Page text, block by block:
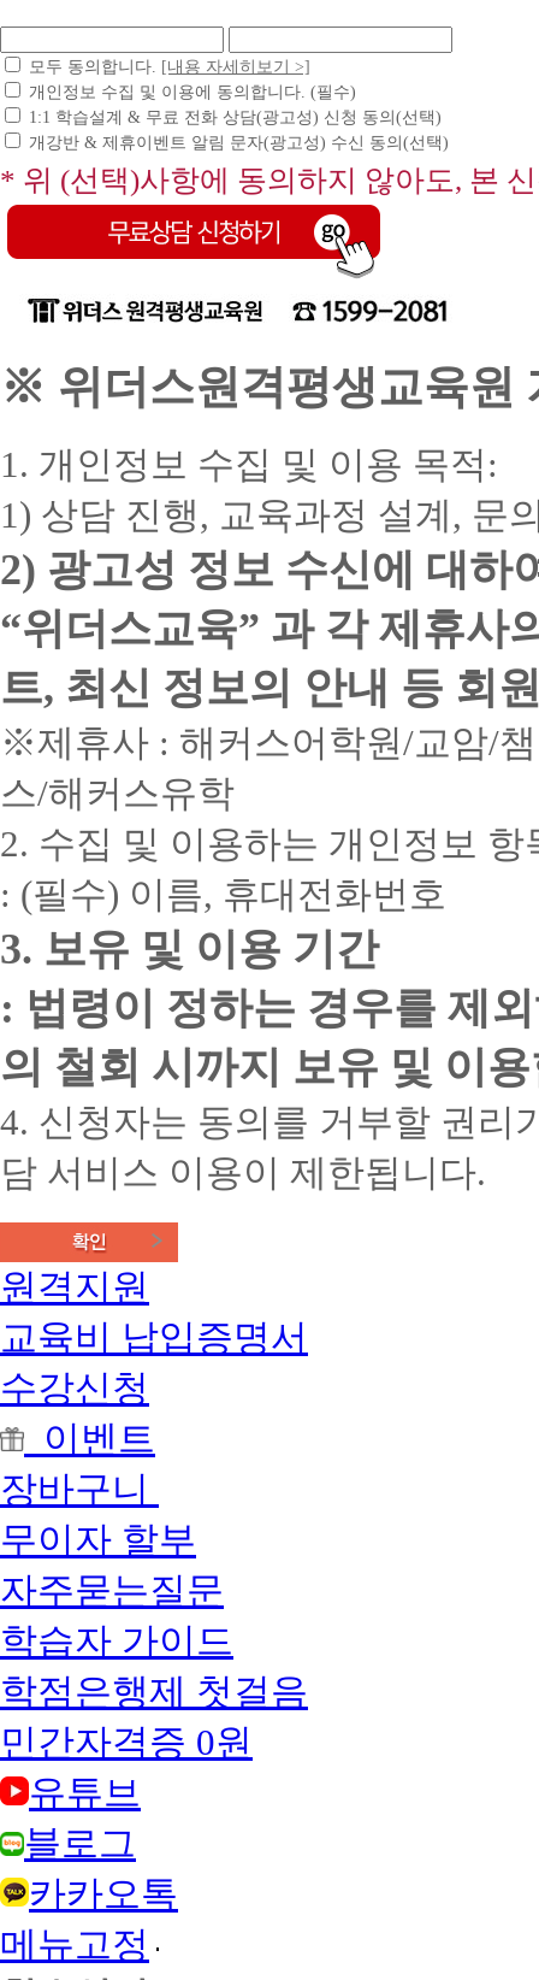
모두 동의합니다.
[내용 자세히보기 >]
개인정보 수집 및 이용에 동의합니다. (필수)
1:1 학습설계 & 무료 전화 상담(광고성) 신청 동의(선택)
개강반 & 제휴이벤트 알림 문자(광고성) 수신 동의(선택)
* 위 (선택)사항에 동의하지 않아도, 본
※ 위더스원격평생교육원
1. 개인정보 수집 및 이용 목적:
1) 상담 진행, 교육과정 설계, 문
2) 광고성 정보 수신에 대하
“위더스교육” 과 각 제휴사
트, 최신 정보의 안내 등 회
※제휴사 : 해커스어학원/교암/
스/해커스유학
2. 수집 및 이용하는 개인정보 항
: (필수) 이름, 휴대전화번호
3. 보유 및 이용 기간
: 법령이 정하는 경우를 제
의 철회 시까지 보유 및 이
4. 신청자는 동의를 거부할 권리
담 서비스 이용이 제한됩니다.
원격지원
교육비 납입증명서
수강신청
이벤트
장바구니
무이자 할부
자주묻는질문
학습자 가이드
학점은행제 첫걸음
민간자격증 0원
유튜브
블로그
카카오톡
메뉴고정